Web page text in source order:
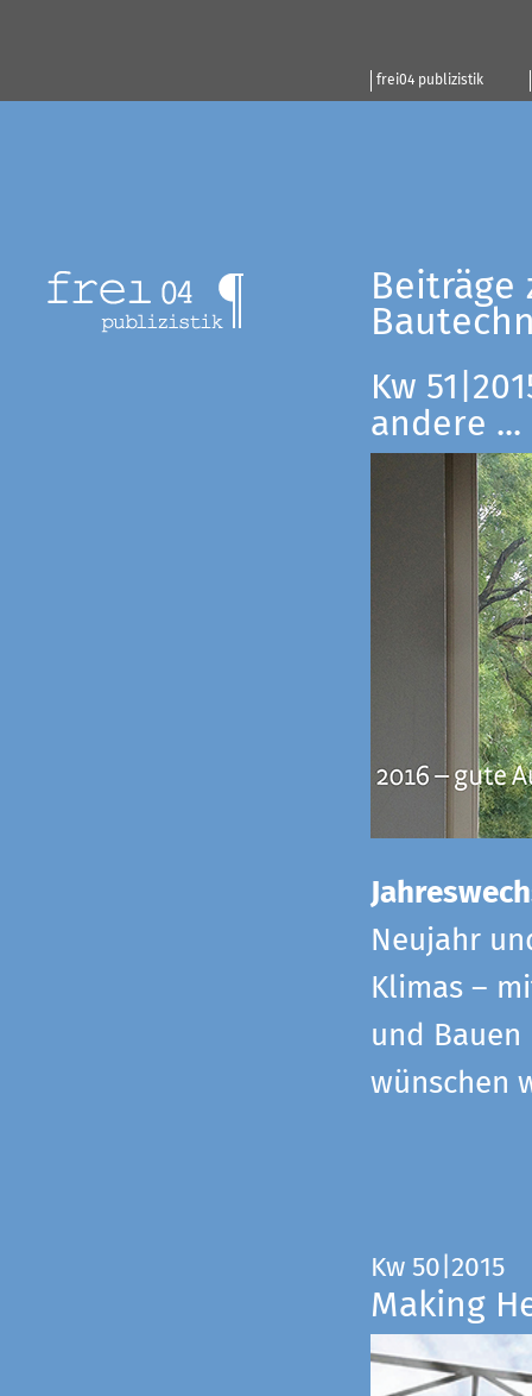
frei04 publizistik
Beiträge
Kw
andere ...
Neujahr
Klimas –
und
wünschen
Kw 50|2015
Making